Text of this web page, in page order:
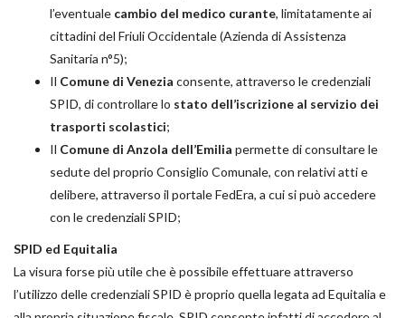
l’eventuale cambio del medico curante, limitatamente ai
cittadini del Friuli Occidentale (Azienda di Assistenza
Sanitaria n°5);
Il Comune di Venezia consente, attraverso le credenziali
SPID, di controllare lo stato dell’iscrizione al servizio dei
trasporti scolastici;
Il Comune di Anzola dell’Emilia permette di consultare le
sedute del proprio Consiglio Comunale, con relativi atti e
delibere, attraverso il portale FedEra, a cui si può accedere
con le credenziali SPID;
SPID ed Equitalia
La visura forse più utile che è possibile effettuare attraverso
l’utilizzo delle credenziali SPID è proprio quella legata ad Equitalia e